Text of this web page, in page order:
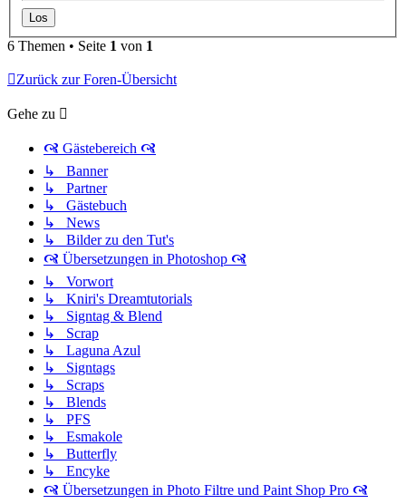
6 Themen • Seite 1 von 1
Zurück zur Foren-Übersicht
Gehe zu
🙧 Gästebereich 🙧
↳ Banner
↳ Partner
↳ Gästebuch
↳ News
↳ Bilder zu den Tut's
🙧 Übersetzungen in Photoshop 🙧
↳ Vorwort
↳ Kniri's Dreamtutorials
↳ Signtag & Blend
↳ Scrap
↳ Laguna Azul
↳ Signtags
↳ Scraps
↳ Blends
↳ PFS
↳ Esmakole
↳ Butterfly
↳ Encyke
🙧 Übersetzungen in Photo Filtre und Paint Shop Pro 🙧